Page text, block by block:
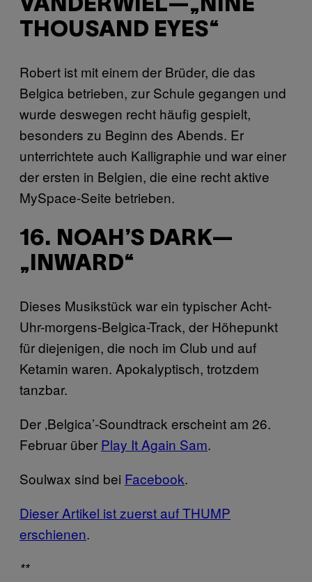
VANDERWIEL—„NINE
THOUSAND EYES“
Robert ist mit einem der Brüder, die das
Belgica betrieben, zur Schule gegangen und
wurde deswegen recht häufig gespielt,
besonders zu Beginn des Abends. Er
unterrichtete auch Kalligraphie und war einer
der ersten in Belgien, die eine recht aktive
MySpace-Seite betrieben.
16. NOAH’S DARK—
„INWARD“
Dieses Musikstück war ein typischer Acht-
Uhr-morgens-Belgica-Track, der Höhepunkt
für diejenigen, die noch im Club und auf
Ketamin waren. Apokalyptisch, trotzdem
tanzbar.
Der ‚Belgica’-Soundtrack erscheint am 26.
Februar über Play It Again Sam.
Soulwax sind bei Facebook.
Dieser Artikel ist zuerst auf THUMP
erschienen.
**